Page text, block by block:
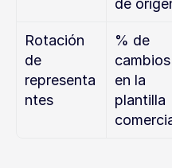
de
Rotación
de
representa
ntes
% de
cambios
en la
plantilla